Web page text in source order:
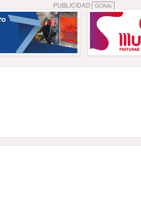
PUBLICIDAD GCAds